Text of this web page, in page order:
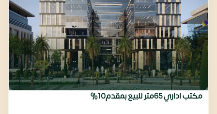
مكتب اداري 65متر للبيع بمقدم10%